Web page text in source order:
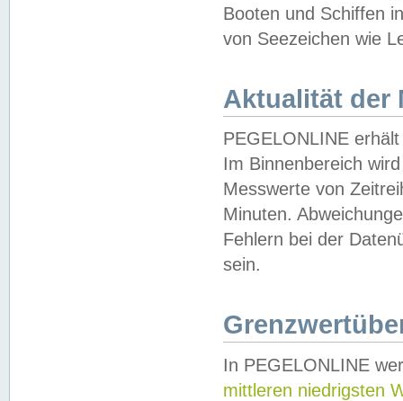
Booten und Schiffen
von Seezeichen wie
Aktualität der
PEGELONLINE
Im Binnenbereich
Messwerte von
Minuten.
Fehlern bei der
sein.
In PEGELONLINE
mittleren niedrigsten